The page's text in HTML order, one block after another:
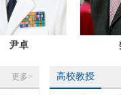
更多> 高校教授